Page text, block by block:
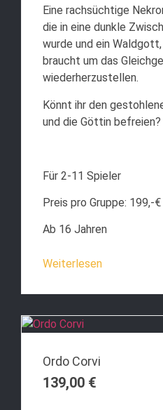
Eine rachsüchtige
die in eine dunkle
wurde und ein
braucht um das
wiederherzustellen.
Könnt ihr den
und die Göttin befreien?
Für 2-11 Spieler
Preis pro Gruppe: 199,-€
Ab 16 Jahren
Weiterlesen
Ordo Corvi
139,00 €